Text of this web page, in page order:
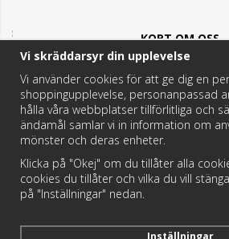
KORT OM OSS
Här hittar du det bästa och
Fritidstoaletter och
Butik i Hedemora.
Vi hjälper dig hitta rätt
https://
Vi skräddarsyr din upplevelse
Vi använder cookies för att ge dig en
shoppingupplevelse, personanpassad
hålla våra webbplatser tillförlitliga och
ändamål samlar vi in information om
mönster och deras enheter.
Klicka på "Okej" om du tillåter alla
cookies du tillåter och vilka du vill
på "Inställningar" nedan.